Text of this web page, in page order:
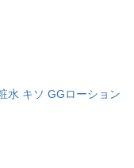
水 キソ GGローション